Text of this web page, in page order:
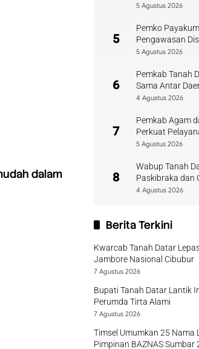
dalam
Kuranji
5 Agustus 2026
5
Pemko
Pengawasan
Bersubsidi bagi
5 Agustus 2026
6
Pemkab Tanah
Sama Antar
4 Agustus 2026
7
Pemkab Agam
Perkuat
Bencana
5 Agustus 2026
8
Wabup Tanah
Paskibraka dan
Bendera
4 Agustus 2026
Berita Terkini
Kwarcab Tanah Datar
Jambore Nasional Cibubur
7 Agustus 2026
Bupati Tanah Datar Lantik
Perumda Tirta Alami
7 Agustus 2026
Timsel Umumkan 25 Nama
Pimpinan BAZNAS Sumbar